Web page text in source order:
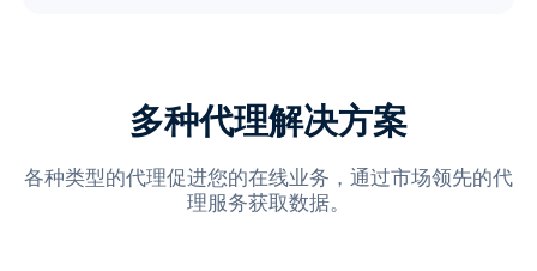
多种代理解决方案
各种类型的代理促进您的在线业务，通过市场领先的代
理服务获取数据。